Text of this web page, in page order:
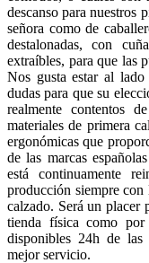
descanso para nuestros
señora como de
destalonadas, con
extraíbles, para que las
Nos gusta estar al lado
dudas para que su
realmente contentos
materiales de primera
ergonómicas que
de las marcas
está continuamente
producción siempre con
calzado. Será un placer
tienda física como
disponibles 24h de las
mejor servicio.